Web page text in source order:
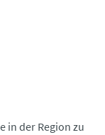
in der Region zu